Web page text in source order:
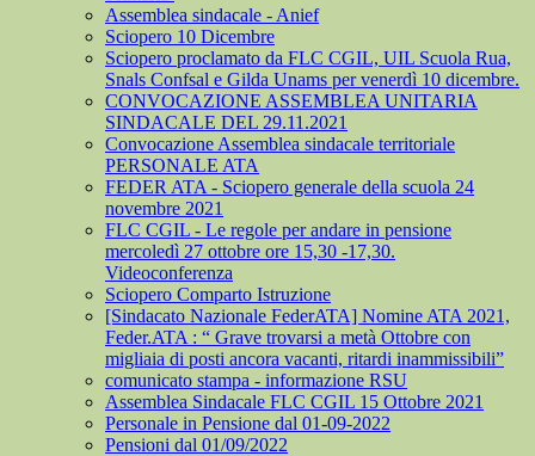
Assemblea sindacale - Anief
Sciopero 10 Dicembre
Sciopero proclamato da FLC CGIL, UIL Scuola Rua,
Snals Confsal e Gilda Unams per venerdì 10 dicembre.
CONVOCAZIONE ASSEMBLEA UNITARIA
SINDACALE DEL 29.11.2021
Convocazione Assemblea sindacale territoriale
PERSONALE ATA
FEDER ATA - Sciopero generale della scuola 24
novembre 2021
FLC CGIL - Le regole per andare in pensione
mercoledì 27 ottobre ore 15,30 -17,30.
Videoconferenza
Sciopero Comparto Istruzione
[Sindacato Nazionale FederATA] Nomine ATA 2021,
Feder.ATA : “ Grave trovarsi a metà Ottobre con
migliaia di posti ancora vacanti, ritardi inammissibili”
comunicato stampa - informazione RSU
Assemblea Sindacale FLC CGIL 15 Ottobre 2021
Personale in Pensione dal 01-09-2022
Pensioni dal 01/09/2022